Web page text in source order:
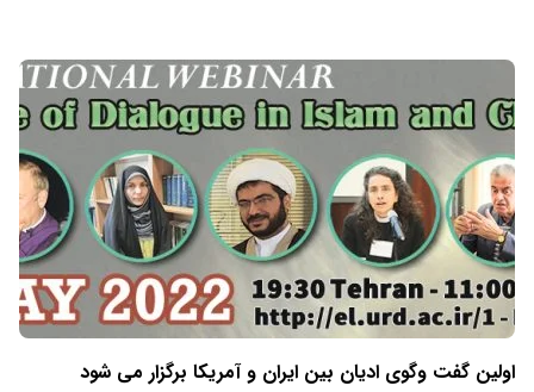
اولین گفت وگوی ادیان بین ایران و آمریکا برگزار می شود